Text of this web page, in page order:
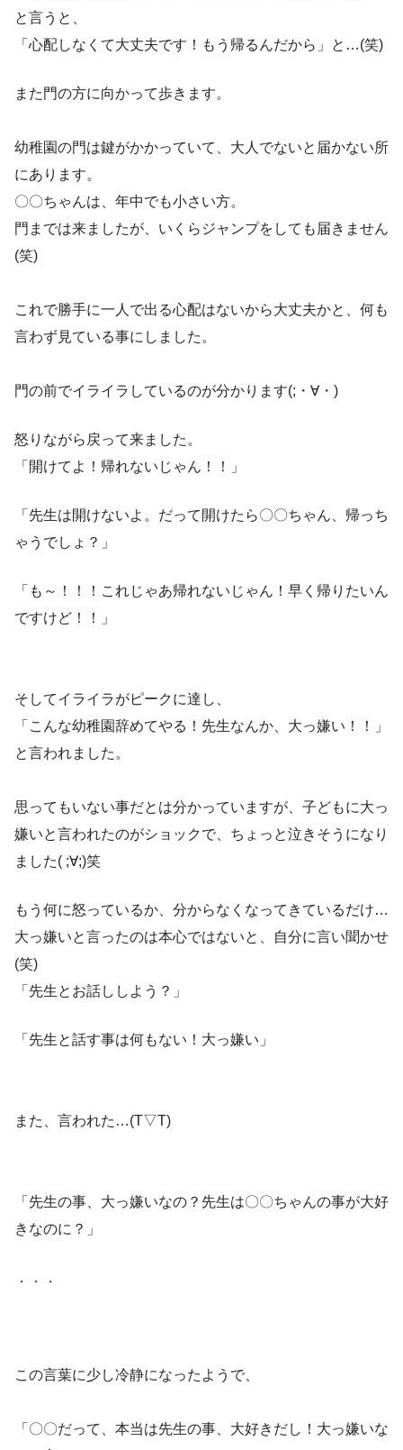
と言うと、
「心配しなくて大丈夫です！もう帰るんだから」と…(笑)
また門の方に向かって歩きます。
幼稚園の門は鍵がかかっていて、大人でないと届かない所
にあります。
〇〇ちゃんは、年中でも小さい方。
門までは来ましたが、いくらジャンプをしても届きません
(笑)
これで勝手に一人で出る心配はないから大丈夫かと、何も
言わず見ている事にしました。
門の前でイライラしているのが分かります(;・∀・)
怒りながら戻って来ました。
「開けてよ！帰れないじゃん！！」
「先生は開けないよ。だって開けたら〇〇ちゃん、帰っち
ゃうでしょ？」
「も～！！！これじゃあ帰れないじゃん！早く帰りたいん
ですけど！！」
そしてイライラがピークに達し、
「こんな幼稚園辞めてやる！先生なんか、大っ嫌い！！」
と言われました。
思ってもいない事だとは分かっていますが、子どもに大っ
嫌いと言われたのがショックで、ちょっと泣きそうになり
ました( ;∀;)笑
もう何に怒っているか、分からなくなってきているだけ…
大っ嫌いと言ったのは本心ではないと、自分に言い聞かせ
(笑)
「先生とお話ししよう？」
「先生と話す事は何もない！大っ嫌い」
また、言われた…(T▽T)
「先生の事、大っ嫌いなの？先生は〇〇ちゃんの事が大好
きなのに？」
．．．
この言葉に少し冷静になったようで、
「〇〇だって、本当は先生の事、大好きだし！大っ嫌いな